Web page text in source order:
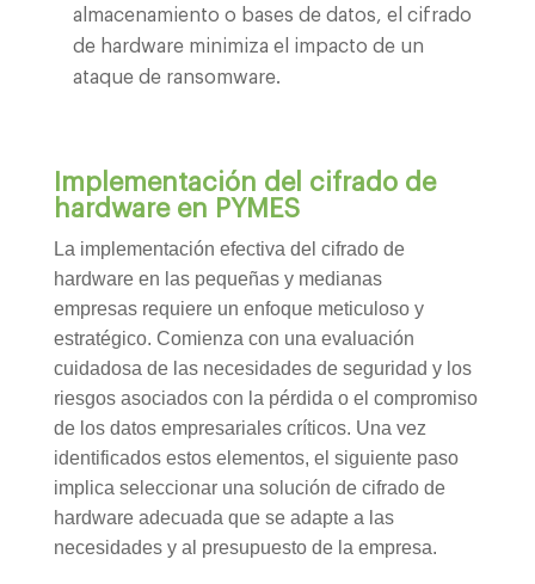
almacenamiento o bases de datos, el cifrado
de hardware minimiza el impacto de un
ataque de ransomware.
Implementación del cifrado de
hardware en PYMES
La implementación efectiva del cifrado de
hardware en las pequeñas y medianas
empresas requiere un enfoque meticuloso y
estratégico. Comienza con una evaluación
cuidadosa de las necesidades de seguridad y los
riesgos asociados con la pérdida o el compromiso
de los datos empresariales críticos. Una vez
identificados estos elementos, el siguiente paso
implica seleccionar una solución de cifrado de
hardware adecuada que se adapte a las
necesidades y al presupuesto de la empresa.